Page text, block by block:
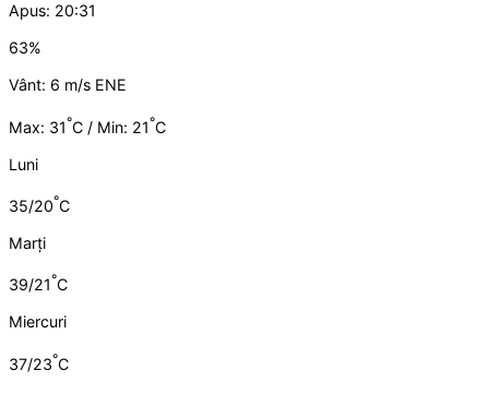
Apus: 20:31
63%
Vânt: 6 m/s ENE
Max: 31°C / Min: 21°C
Luni
35/20°C
Marți
39/21°C
Miercuri
37/23°C